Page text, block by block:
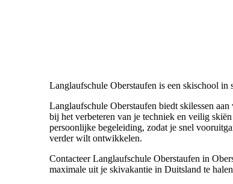
Langlaufschule Oberstaufen is een skischool in
Langlaufschule Oberstaufen biedt skilessen
bij het verbeteren van je techniek en veilig
persoonlijke begeleiding, zodat je snel
verder wilt ontwikkelen.
Contacteer Langlaufschule Oberstaufen in
maximale uit je skivakantie in Duitsland te